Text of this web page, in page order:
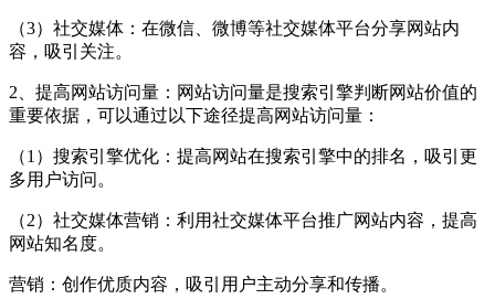
（3）社交媒体：在微信、微博等社交媒体平台分享网站内
容，吸引关注。
2、提高网站访问量：网站访问量是搜索引擎判断网站价值的
重要依据，可以通过以下途径提高网站访问量：
（1）搜索引擎优化：提高网站在搜索引擎中的排名，吸引更
多用户访问。
（2）社交媒体营销：利用社交媒体平台推广网站内容，提高
网站知名度。
营销：创作优质内容，吸引用户主动分享和传播。